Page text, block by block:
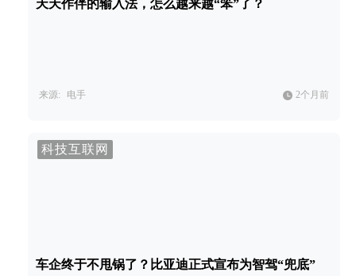
天天作伴的输入法，怎么越来越“笨”了？
来源: 电手 2个月前
科技互联网
车企终于不甩锅了？比亚迪正式宣布为智驾“兜底”